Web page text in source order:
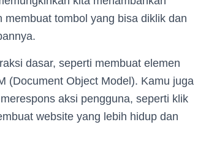
tombol yang bisa diklik dan
dasar, seperti membuat elemen
(Document Object Model). Kamu juga
aksi pengguna, seperti klik
website yang lebih hidup dan